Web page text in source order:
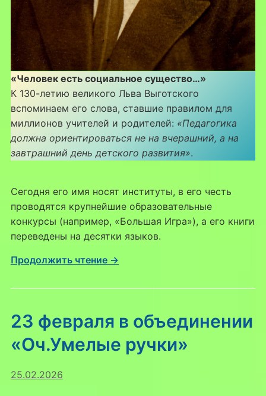
«Человек есть социальное существо…»
К 130-летию великого Льва Выготского
вспоминаем его слова, ставшие правилом для
миллионов учителей и родителей: «Педагогика
должна ориентироваться не на вчерашний, а на
завтрашний день детского развития».
Сегодня его имя носят институты, в его честь
проводятся крупнейшие образовательные
конкурсы (например, «Большая Игра»), а его книги
переведены на десятки языков.
Продолжить чтение →
23 февраля в объединении
«Оч.Умелые ручки»
25.02.2026